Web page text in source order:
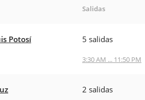
Salidas
Potosí 5 salidas
3:30 AM ... 11:50 PM
2 salidas